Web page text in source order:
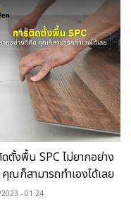
ตั้งพื้น SPC ไม่ยากอย่าง
ณก็สามารถทำเองได้เลย
01:24